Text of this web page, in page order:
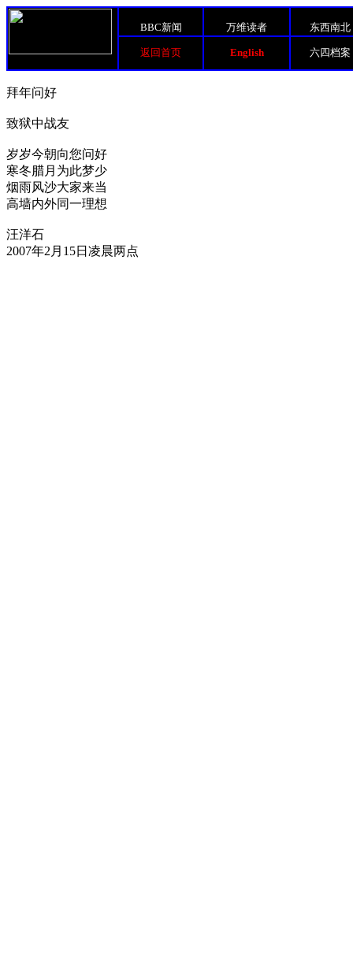
BBC新闻 万维读者 东西南北
返回首页 English 六四档案
拜年问好
致狱中战友
岁岁今朝向您问好
寒冬腊月为此梦少
烟雨风沙大家来当
高墙内外同一理想
汪洋石
2007年2月15日凌晨两点